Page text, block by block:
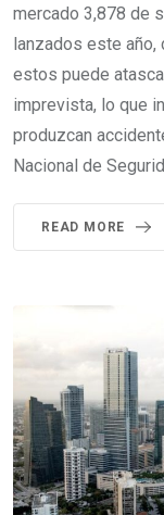
mercado 3,878 de
lanzados este
estos puede
imprevista, lo que
produzcan
Nacional de
READ MORE